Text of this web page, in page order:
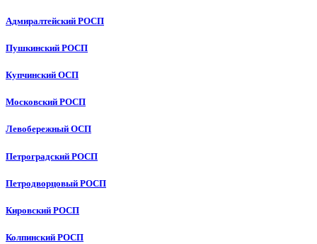
Адмиралтейский РОСП
Пушкинский РОСП
Купчинский ОСП
Московский РОСП
Левобережный ОСП
Петроградский РОСП
Петродворцовый РОСП
Кировский РОСП
Колпинский РОСП